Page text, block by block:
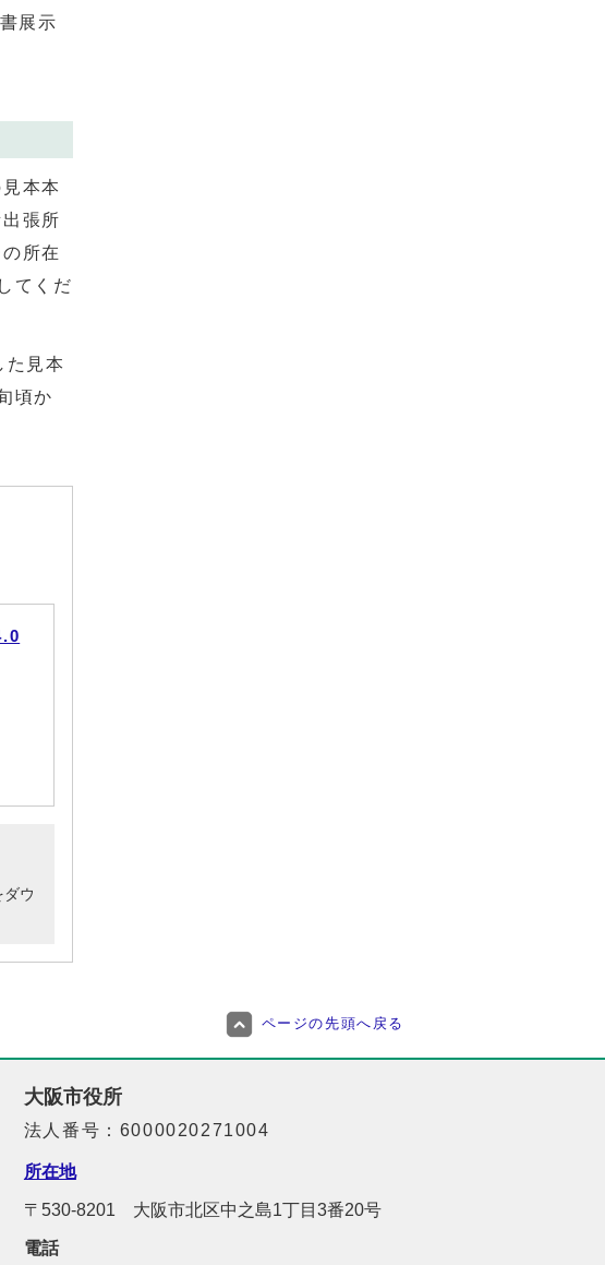
展示
本本
張所
所在
てくだ
見本
頃か
ウ
ページの先頭へ戻る
大阪市役所
法人番号：6000020271004
所在地
〒530-8201 大阪市北区中之島1丁目3番20号
電話